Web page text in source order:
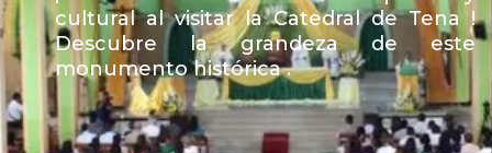
cultural al visitar la Catedral de Tena !
Descubre la grandeza de este
monumento histórica .